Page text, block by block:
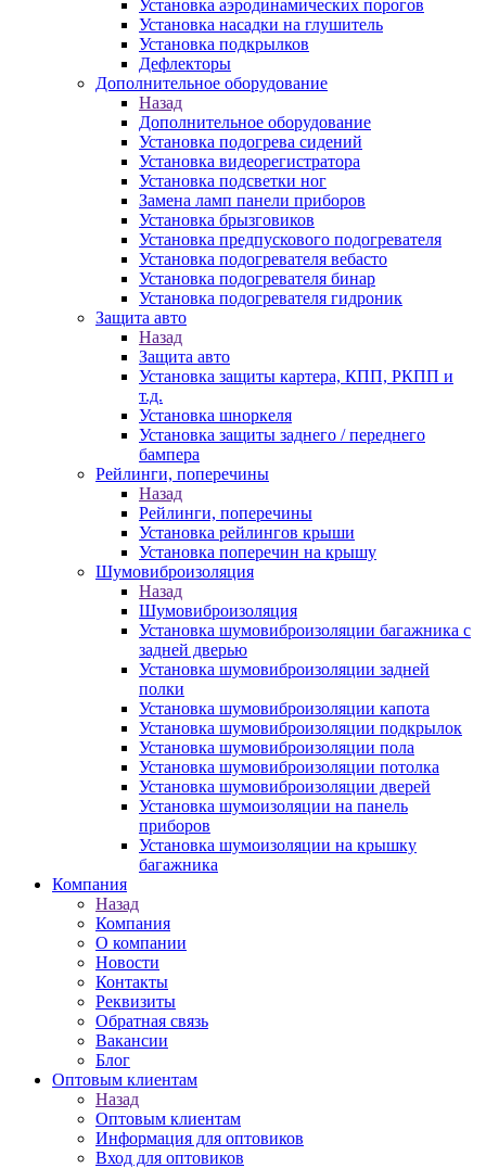
Установка аэродинамических порогов
Установка насадки на глушитель
Установка подкрылков
Дефлекторы
Дополнительное оборудование
Назад
Дополнительное оборудование
Установка подогрева сидений
Установка видеорегистратора
Установка подсветки ног
Замена ламп панели приборов
Установка брызговиков
Установка предпускового подогревателя
Установка подогревателя вебасто
Установка подогревателя бинар
Установка подогревателя гидроник
Защита авто
Назад
Защита авто
Установка защиты картера, КПП, РКПП и
т.д.
Установка шноркеля
Установка защиты заднего / переднего
бампера
Рейлинги, поперечины
Назад
Рейлинги, поперечины
Установка рейлингов крыши
Установка поперечин на крышу
Шумовиброизоляция
Назад
Шумовиброизоляция
Установка шумовиброизоляции багажника с
задней дверью
Установка шумовиброизоляции задней
полки
Установка шумовиброизоляции капота
Установка шумовиброизоляции подкрылок
Установка шумовиброизоляции пола
Установка шумовиброизоляции потолка
Установка шумовиброизоляции дверей
Установка шумоизоляции на панель
приборов
Установка шумоизоляции на крышку
багажника
Компания
Назад
Компания
О компании
Новости
Контакты
Реквизиты
Обратная связь
Вакансии
Блог
Оптовым клиентам
Назад
Оптовым клиентам
Информация для оптовиков
Вход для оптовиков